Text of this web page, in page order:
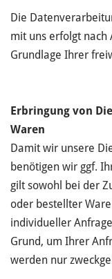
Die
mit uns erfolgt nach
Grundlage Ihrer
Erbringung von
Waren
Damit wir unsere
benötigen wir ggf.
gilt sowohl bei der
oder bestellter
individueller
Grund, um Ihrer
werden nur